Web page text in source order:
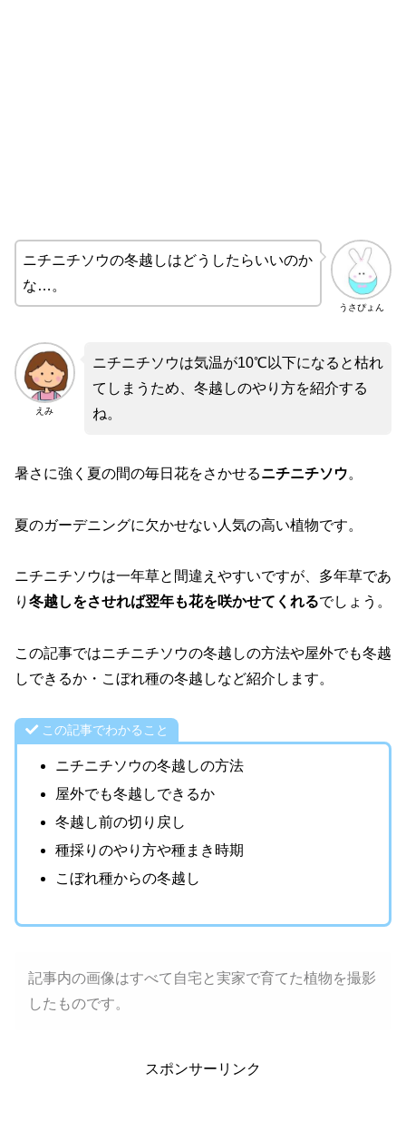
うさぴょん
ニチニチソウの冬越しはどうしたらいいのか
な…。
えみ
ニチニチソウは気温が10℃以下になると枯れ
てしまうため、冬越しのやり方を紹介する
ね。
暑さに強く夏の間の毎日花をさかせるニチニチソウ。
夏のガーデニングに欠かせない人気の高い植物です。
ニチニチソウは一年草と間違えやすいですが、多年草であ
り 冬越しをさせれば翌年も花を咲かせてくれるでしょう。
この記事ではニチニチソウの冬越しの方法や屋外でも冬越
しできるか・こぼれ種の冬越しなど紹介します。
この記事でわかること
ニチニチソウの冬越しの方法
屋外でも冬越しできるか
冬越し前の切り戻し
種採りのやり方や種まき時期
こぼれ種からの冬越し
記事内の画像はすべて自宅と実家で育てた植物を撮影
したものです。
スポンサーリンク